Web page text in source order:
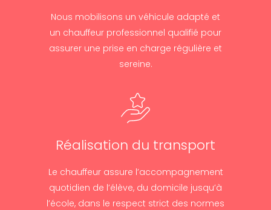
Nous mobilisons un véhicule adapté et
un chauffeur professionnel qualifié pour
assurer une prise en charge régulière et
sereine.
Réalisation du transport
Le chauffeur assure l’accompagnement
quotidien de l’élève, du domicile jusqu’à
l’école, dans le respect strict des normes